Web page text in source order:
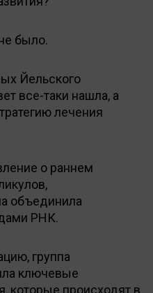
было.
Йельского
все-таки нашла, а
лечения
о раннем
объединила
РНК.
группа
ключевые
которые происходят в